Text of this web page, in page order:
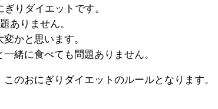
りダイエットです。
ありません。
かと思います。
緒に食べても問題ありません。
のおにぎりダイエットのルールとなります。